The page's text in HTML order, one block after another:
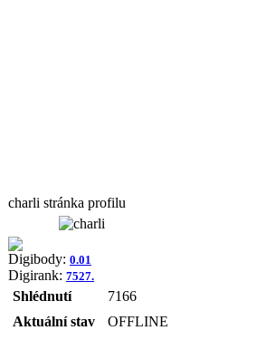
charli stránka profilu
Digibody: 0.01
Digirank: 7527.
Shlédnutí
7166
Aktuální stav
OFFLINE